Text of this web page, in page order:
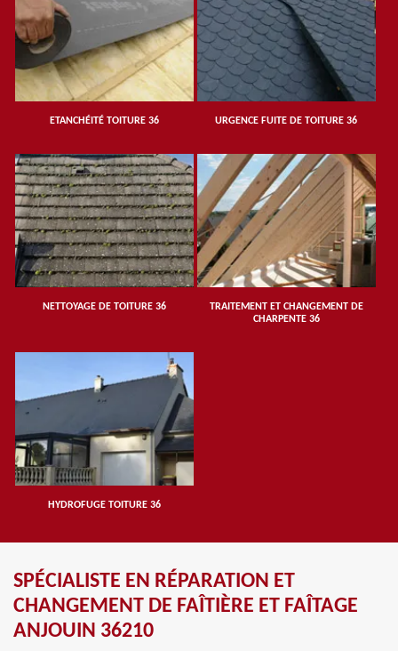
ETANCHÉITÉ TOITURE 36 URGENCE FUITE DE TOITURE 36
NETTOYAGE DE TOITURE 36
TRAITEMENT ET CHANGEMENT DE
CHARPENTE 36
HYDROFUGE TOITURE 36
SPÉCIALISTE EN RÉPARATION ET
CHANGEMENT DE FAÎTIÈRE ET FAÎTAGE
ANJOUIN 36210